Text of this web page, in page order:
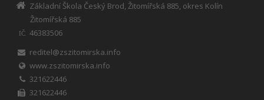
Základní Škola Český Brod, Žitomířská 885, okres Kolín
Žitomířská 885
IČ
46383506
reditel@zszitomirska.info
www.zszitomirska.info
321622446
321622446